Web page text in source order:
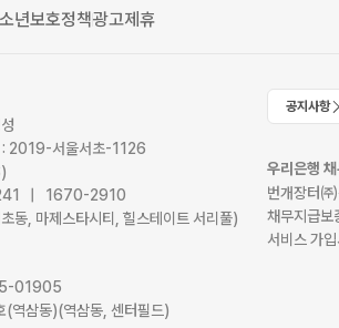
년보호정책광고제휴
2019-서울서초-1126
| 1670-2910
동, 마제스타시티, 힐스테이트 서리풀)
01905
(역삼동)(역삼동, 센터필드)
공지사항
우리은행
번개장터㈜
채무지급보
서비스 가